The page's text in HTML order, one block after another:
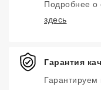
Подробнее о
здесь
Гарантия
Гарантируем